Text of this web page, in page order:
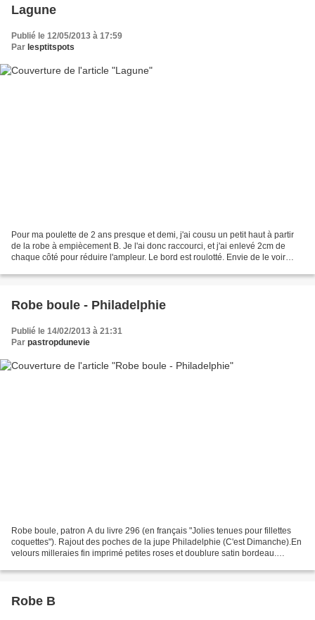
Lagune
Publié le 12/05/2013 à 17:59
Par lesptitspots
Pour ma poulette de 2 ans presque et demi, j'ai cousu un petit haut à partir
de la robe à empiècement B. Je l'ai donc raccourci, et j'ai enlevé 2cm de
chaque côté pour réduire l'ampleur. Le bord est roulotté. Envie de le voir
Robe boule - Philadelphie
Publié le 14/02/2013 à 21:31
Par pastropdunevie
Robe boule, patron A du livre 296 (en français "Jolies tenues pour fillettes
coquettes"). Rajout des poches de la jupe Philadelphie (C'est Dimanche).En
velours milleraies fin imprimé petites roses et doublure satin bordeau.
Robe B